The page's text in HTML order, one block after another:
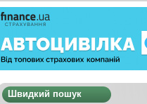
Швидкий пошук